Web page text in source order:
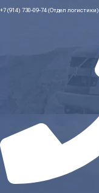
+7 (914) 730-09-74 (Отдел логистики)